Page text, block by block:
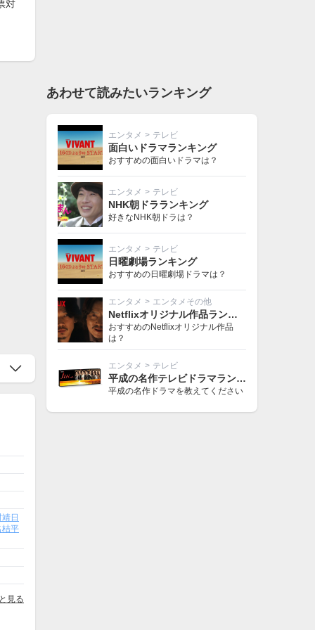
対
日
桔平
見る
あわせて読みたいランキング
エンタメ > テレビ
面白いドラマランキング
おすすめの面白いドラマは？
エンタメ > テレビ
NHK朝ドラランキング
好きなNHK朝ドラは？
エンタメ > テレビ
日曜劇場ランキング
おすすめの日曜劇場ドラマは？
エンタメ > エンタメその他
Netflixオリジナル作品ランキング
おすすめのNetflixオリジナル作品
は？
エンタメ > テレビ
平成の名作テレビドラマランキング
平成の名作ドラマを教えてください